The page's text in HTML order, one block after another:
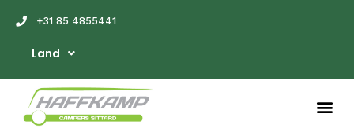
+31 85 4855441
Land